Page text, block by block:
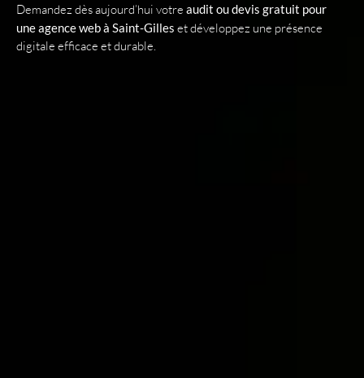
Demandez dès aujourd’hui votre audit ou devis gratuit pour
une agence web à Saint-Gilles et développez une présence
digitale efficace et durable.